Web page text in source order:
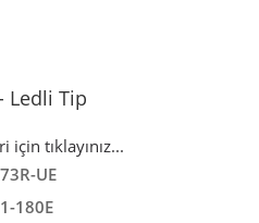
Ledli Tip
tıklayınız...
UE
180E